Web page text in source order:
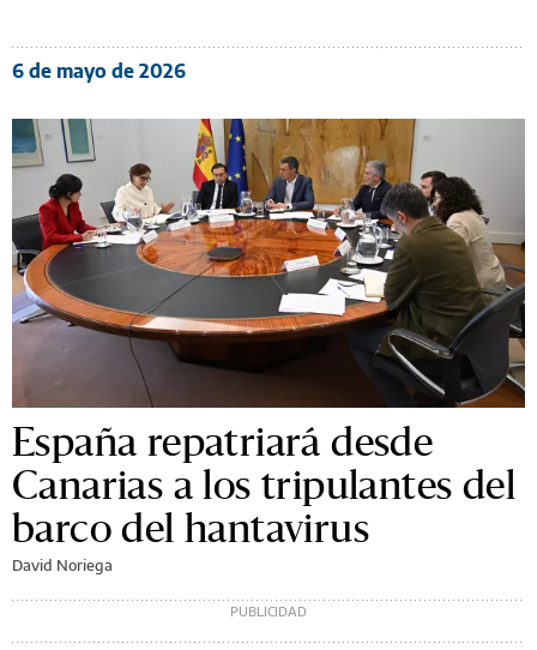
6 de mayo de 2026
España repatriará desde
Canarias a los tripulantes del
barco del hantavirus
David Noriega